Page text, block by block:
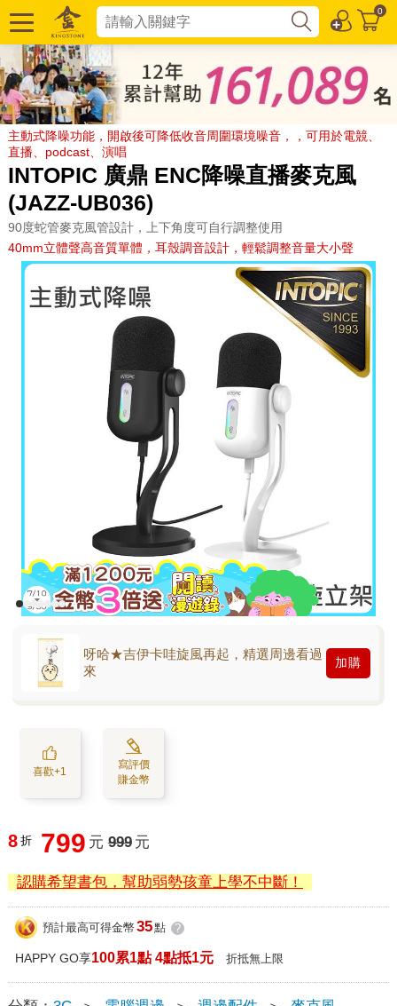
0
主動式降噪功能，開啟後可降低收音周圍環境噪音，，可用於電競、
直播、podcast、演唱
INTOPIC 廣鼎 ENC降噪直播麥克風
(JAZZ-UB036)
90度蛇管麥克風管設計，上下角度可自行調整使用
40mm立體聲高音質單體，耳殼調音設計，輕鬆調整音量大小聲
呀哈★吉伊卡哇旋風再起，精選周邊看過
來
加購
喜歡+1
寫評價
賺金幣
8 折 799 元 999 元
認購希望書包，幫助弱勢孩童上學不中斷！
預計最高可得金幣 35點 ?
HAPPY GO享100累1點 4點抵1元 折抵無上限